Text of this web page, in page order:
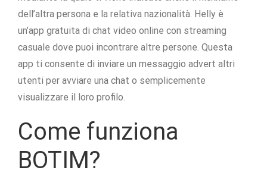
dell’altra persona e la relativa nazionalità. Helly è
un’app gratuita di chat video online con streaming
casuale dove puoi incontrare altre persone. Questa
app ti consente di inviare un messaggio advert altri
utenti per avviare una chat o semplicemente
visualizzare il loro profilo.
Come funziona
BOTIM?